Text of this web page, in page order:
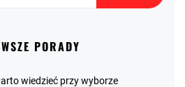
PORADY
wiedzieć przy wyborze